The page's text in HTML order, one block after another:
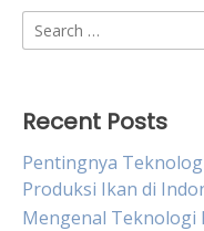
Search
for:
Recent Posts
Pentingnya
Produksi Ikan di
Mengenal Teknologi